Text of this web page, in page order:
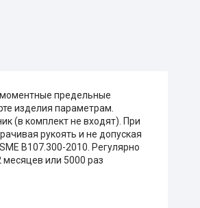
моментные предельные
изделия параметрам.
(в комплект не входят). При
рукоять и не допуская
B107.300-2010. Регулярно
или 5000 раз